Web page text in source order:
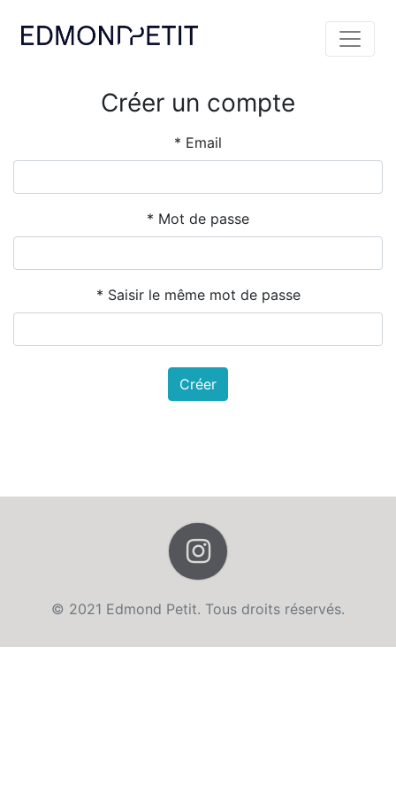
Créer un compte
Email
Mot de passe
Saisir le même mot de passe
Créer
© 2021 Edmond Petit. Tous droits réservés.